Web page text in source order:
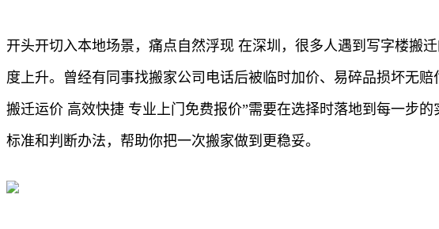
开头开切入本地场景，痛点自然浮现 在深圳，很多人遇到写字楼搬
度上升。曾经有同事找搬家公司电话后被临时加价、易碎品损坏无
搬迁运价 高效快捷 专业上门免费报价”需要在选择时落地到每一步
标准和判断办法，帮助你把一次搬家做到更稳妥。